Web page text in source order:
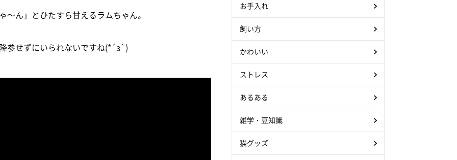
ん」とひたすら甘えるラムちゃん。
参せずにいられないですね(*´з`)
お手入れ
飼い方
かわいい
ストレス
あるある
雑学・豆知識
猫グッズ